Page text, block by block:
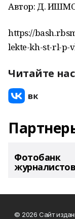
Автор: Д.
https://
lekte-kh-st-rl-p-
Читайте нас
Фотобанк
© 2026 Сайт